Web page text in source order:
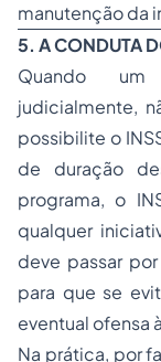
manutenção da
5. A CONDUTA
Quando
judicialmente,
possibilite o
de duração
programa, o
qualquer
deve passar
para que se
eventual ofensa
Na prática, por